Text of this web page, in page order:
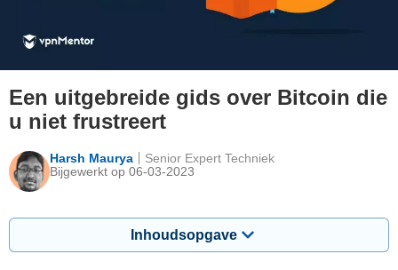
Een uitgebreide gids over Bitcoin die
u niet frustreert
Harsh Maurya
Bijgewerkt op 06-03-2023
Senior Expert Techniek
Inhoudsopgave